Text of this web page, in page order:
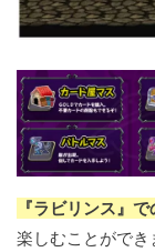
『ラビリンス』
楽しむことができ